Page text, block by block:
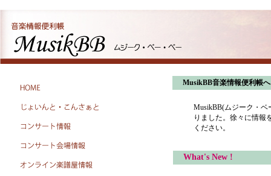
MusikBB(ムジーク・
りました。徐々に情報
ください。
What's New !
MusikBB音楽情報便利帳